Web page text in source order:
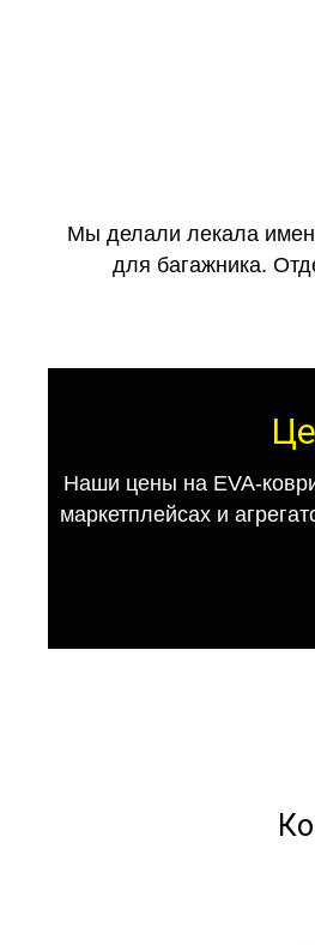
Мы делали лекала
для багажника.
Наши цены на EVA-
маркетплейсах и